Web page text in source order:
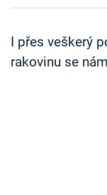
I přes veškerý
rakovinu se